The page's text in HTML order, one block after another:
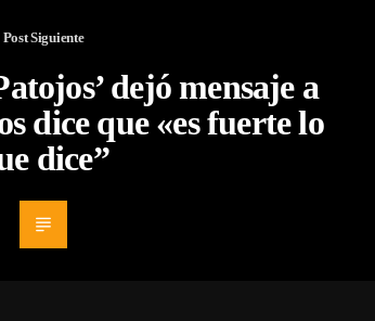
Post Siguiente
dejó mensaje a
dice que «es fuerte lo
dice”